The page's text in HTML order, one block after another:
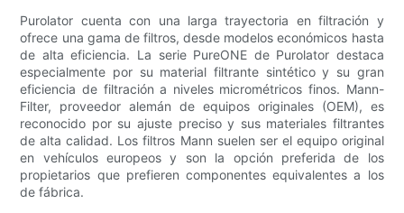
Purolator cuenta con una larga trayectoria en filtración y
ofrece una gama de filtros, desde modelos económicos hasta
de alta eficiencia. La serie PureONE de Purolator destaca
especialmente por su material filtrante sintético y su gran
eficiencia de filtración a niveles micrométricos finos. Mann-
Filter, proveedor alemán de equipos originales (OEM), es
reconocido por su ajuste preciso y sus materiales filtrantes
de alta calidad. Los filtros Mann suelen ser el equipo original
en vehículos europeos y son la opción preferida de los
propietarios que prefieren componentes equivalentes a los
de fábrica.